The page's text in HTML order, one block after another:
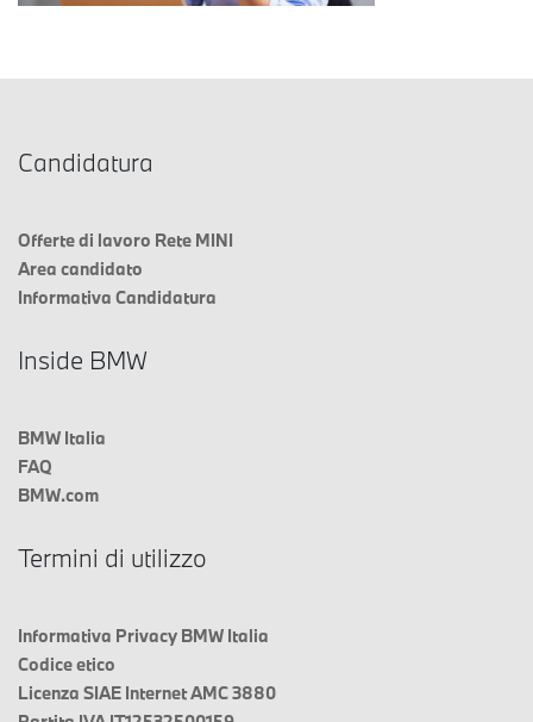
Candidatura
Offerte di lavoro Rete MINI
Area candidato
Informativa Candidatura
Inside BMW
BMW Italia
FAQ
BMW.com
Termini di utilizzo
Informativa Privacy BMW Italia
Codice etico
Licenza SIAE Internet AMC 3880